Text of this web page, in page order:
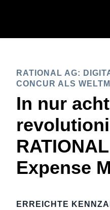
日
RATIONAL AG:
CONCUR ALS
In nur
Expense
ERREICHTE